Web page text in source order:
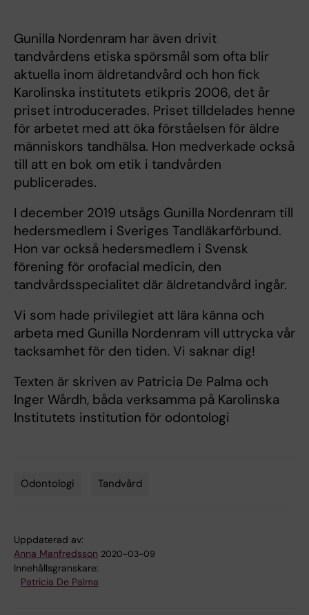
Gunilla Nordenram har även drivit
tandvårdens etiska spörsmål som ofta blir
aktuella inom äldretandvård och hon fick
Karolinska institutets etikpris 2006, det år
priset introducerades. Priset tilldelades henne
för arbetet med att öka förståelsen för äldre
människors tandhälsa. Hon medverkade också
till att en bok om etik i tandvården
publicerades.
I december 2019 utsågs Gunilla Nordenram till
hedersmedlem i Sveriges Tandläkarförbund.
Hon var också hedersmedlem i Svensk
förening för orofacial medicin, den
tandvårdsspecialitet där äldretandvård ingår.
Vi som hade privilegiet att lära känna och
arbeta med Gunilla Nordenram vill uttrycka vår
tacksamhet för den tiden. Vi saknar dig!
Texten är skriven av Patricia De Palma och
Inger Wårdh, båda verksamma på Karolinska
Institutets institution för odontologi
Odontologi Tandvård
Uppdaterad av:
Anna Manfredsson 2020-03-09
Innehållsgranskare:
Patricia De Palma